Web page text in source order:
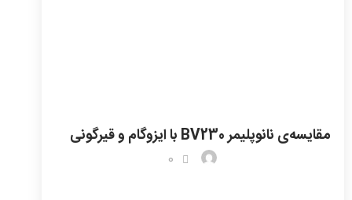
مقایسه‌ی نانوپلیمر BV230 با ایزوگام و قیرگونی
0